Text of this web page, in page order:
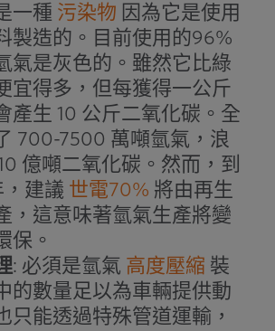
一種 污染物 因為它是使用
製造的。目前使用的96%
氣是灰色的。雖然它比綠
宜得多，但每獲得一公斤
產生 10 公斤二氧化碳。全
700-7500 萬噸氫氣，浪
億噸二氧化碳。然而，到
建議 世電70% 將由再生
，這意味著氫氣生產將變
保。
: 必須是氫氣 高度壓縮 裝
的數量足以為車輛提供動
只能透過特殊管道運輸，